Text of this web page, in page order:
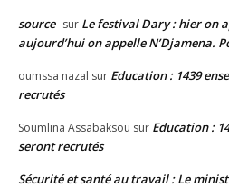
source sur Le festival Dary : hier on
aujourd’hui on appelle N’Djamena.
oumssa nazal sur Education : 1439
recrutés
Soumlina Assabaksou sur Education :
seront recrutés
Sécurité et santé au travail : Le